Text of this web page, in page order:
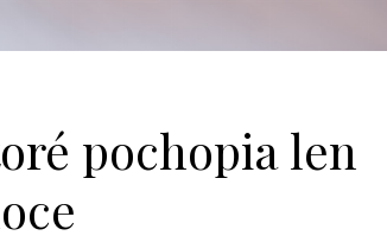
pochopia len